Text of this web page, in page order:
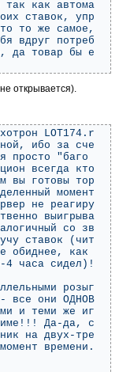
так как автома
ставок, упр
то же самое,
вдруг потреб
да товар бы е
открывается).
LOT174.r
ибо за сче
просто "баго
всегда кто
вы готовы тор
момент
не реагиру
выигрыва
со зв
ставок (чит
обиднее, как
часа сидел)!
розыг
все они ОДНОВ
и теми же иг
Да-да, с
на двух-тре
времени.